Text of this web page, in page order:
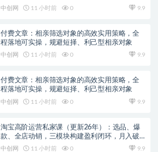
中创网 11 小时前 0 9.9
付费文章：相亲筛选对象的高效实用策略，全
程落地可实操，规避短择、利己型相亲对象
中创网 11 小时前 0 9.9
付费文章：相亲筛选对象的高效实用策略，全
程落地可实操，规避短择、利己型相亲对象
中创网 11 小时前 0 9.9
淘宝高阶运营私家课（更新26年）：选品、爆
款、全店动销，三模块构建盈利闭环，月入破5
万
中创网 11 小时前 0 9.9